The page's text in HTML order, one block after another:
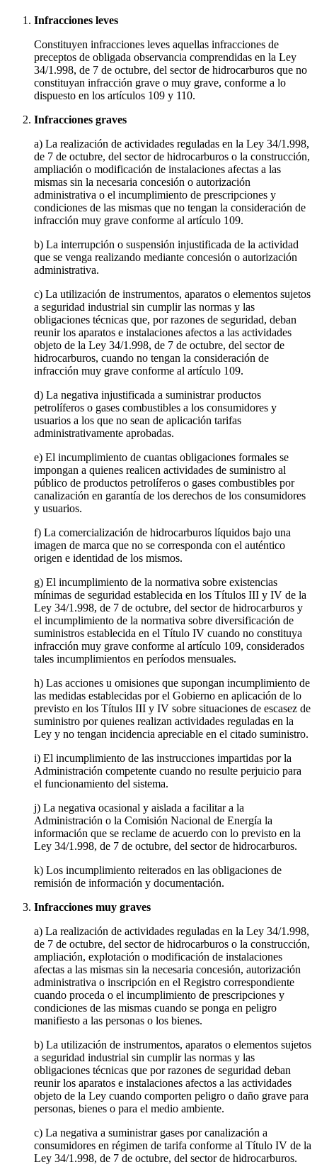
Infracciones leves
Constituyen infracciones leves aquellas infracciones de
preceptos de obligada observancia comprendidas en la Ley
34/1.998, de 7 de octubre, del sector de hidrocarburos que no
constituyan infracción grave o muy grave, conforme a lo
dispuesto en los artículos 109 y 110.
Infracciones graves
a) La realización de actividades reguladas en la Ley 34/1.998,
de 7 de octubre, del sector de hidrocarburos o la construcción,
ampliación o modificación de instalaciones afectas a las
mismas sin la necesaria concesión o autorización
administrativa o el incumplimiento de prescripciones y
condiciones de las mismas que no tengan la consideración de
infracción muy grave conforme al artículo 109.
b) La interrupción o suspensión injustificada de la actividad
que se venga realizando mediante concesión o autorización
administrativa.
c) La utilización de instrumentos, aparatos o elementos sujetos
a seguridad industrial sin cumplir las normas y las
obligaciones técnicas que, por razones de seguridad, deban
reunir los aparatos e instalaciones afectos a las actividades
objeto de la Ley 34/1.998, de 7 de octubre, del sector de
hidrocarburos, cuando no tengan la consideración de
infracción muy grave conforme al artículo 109.
d) La negativa injustificada a suministrar productos
petrolíferos o gases combustibles a los consumidores y
usuarios a los que no sean de aplicación tarifas
administrativamente aprobadas.
e) El incumplimiento de cuantas obligaciones formales se
impongan a quienes realicen actividades de suministro al
público de productos petrolíferos o gases combustibles por
canalización en garantía de los derechos de los consumidores
y usuarios.
f) La comercialización de hidrocarburos líquidos bajo una
imagen de marca que no se corresponda con el auténtico
origen e identidad de los mismos.
g) El incumplimiento de la normativa sobre existencias
mínimas de seguridad establecida en los Títulos III y IV de la
Ley 34/1.998, de 7 de octubre, del sector de hidrocarburos y
el incumplimiento de la normativa sobre diversificación de
suministros establecida en el Título IV cuando no constituya
infracción muy grave conforme al artículo 109, considerados
tales incumplimientos en períodos mensuales.
h) Las acciones u omisiones que supongan incumplimiento de
las medidas establecidas por el Gobierno en aplicación de lo
previsto en los Títulos III y IV sobre situaciones de escasez de
suministro por quienes realizan actividades reguladas en la
Ley y no tengan incidencia apreciable en el citado suministro.
i) El incumplimiento de las instrucciones impartidas por la
Administración competente cuando no resulte perjuicio para
el funcionamiento del sistema.
j) La negativa ocasional y aislada a facilitar a la
Administración o la Comisión Nacional de Energía la
información que se reclame de acuerdo con lo previsto en la
Ley 34/1.998, de 7 de octubre, del sector de hidrocarburos.
k) Los incumplimiento reiterados en las obligaciones de
remisión de información y documentación.
Infracciones muy graves
a) La realización de actividades reguladas en la Ley 34/1.998,
de 7 de octubre, del sector de hidrocarburos o la construcción,
ampliación, explotación o modificación de instalaciones
afectas a las mismas sin la necesaria concesión, autorización
administrativa o inscripción en el Registro correspondiente
cuando proceda o el incumplimiento de prescripciones y
condiciones de las mismas cuando se ponga en peligro
manifiesto a las personas o los bienes.
b) La utilización de instrumentos, aparatos o elementos sujetos
a seguridad industrial sin cumplir las normas y las
obligaciones técnicas que por razones de seguridad deban
reunir los aparatos e instalaciones afectos a las actividades
objeto de la Ley cuando comporten peligro o daño grave para
personas, bienes o para el medio ambiente.
c) La negativa a suministrar gases por canalización a
consumidores en régimen de tarifa conforme al Título IV de la
Ley 34/1.998, de 7 de octubre, del sector de hidrocarburos.